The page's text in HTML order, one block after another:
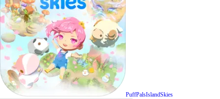
PuffPalsIslandSkies